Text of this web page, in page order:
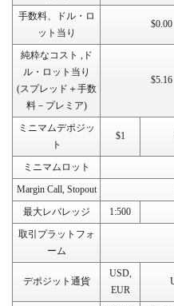
手数料、ドル・ロ
ット当り
$0.00
純粋なコスト ,ド
ル・ロット当り
(スプレッド＋手数
料－プレミア)
$5.16
ミニマムデポジッ
ト
$1
ミニマムロット
Margin Call, Stopout
最大レバレッジ
1:500
取引プラットフォ
ーム
デポジット通貨
USD,
EUR